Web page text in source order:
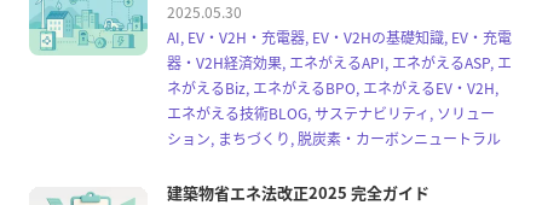
2025.05.30
AI, EV・V2H・充電器, EV・V2Hの基礎知識, EV・充電
器・V2H経済効果, エネがえるAPI, エネがえるASP, エ
ネがえるBiz, エネがえるBPO, エネがえるEV・V2H,
エネがえる技術BLOG, サステナビリティ, ソリュー
ション, まちづくり, 脱炭素・カーボンニュートラル
建築物省エネ法改正2025 完全ガイド